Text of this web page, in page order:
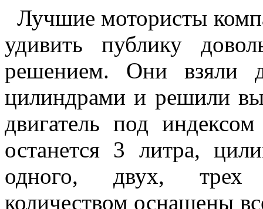
Лучшие мотористы
удивить публику
решением. Они взяли
цилиндрами и решили
двигатель под
останется 3 литра,
одного, двух, трех
количеством оснащены